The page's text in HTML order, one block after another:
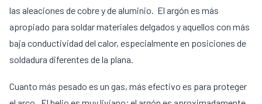
las aleaciones de cobre y de aluminio. El argón es más
apropiado para soldar materiales delgados y aquellos con más
baja conductividad del calor, especialmente en posiciones de
soldadura diferentes de la plana.
Cuanto más pesado es un gas, más efectivo es para proteger